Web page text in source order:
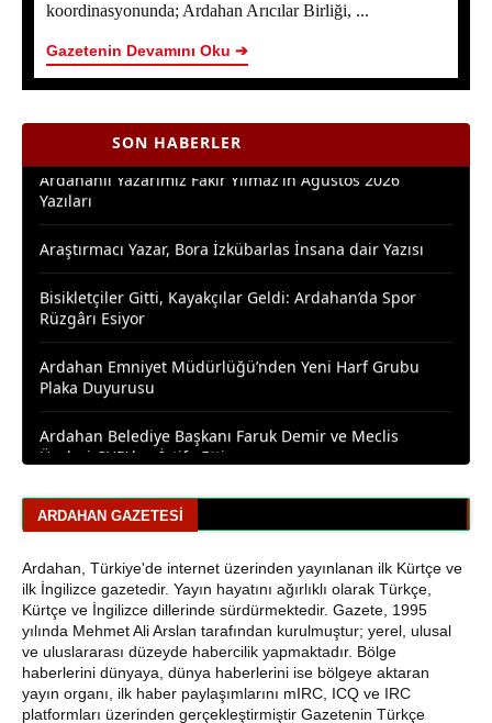
koordinasyonunda; Ardahan Arıcılar Birliği, ...
Gazetenin Devamını Oku ➔
SON HABERLER
Yaşar Geler’in 5 Bölümlük Dev Yazı Dizisi Başladı! |
Bölüm 1: Ardahan Akademi Dünyası
Posof’ta 2. Kültür ve Sanat Festivali Coşkusu
Ardahanlı Yazarımız Fakir Yılmaz'ın Ağustos 2026
Yazıları
Araştırmacı Yazar, Bora İzkübarlas İnsana dair Yazısı
Bisikletçiler Gitti, Kayakçılar Geldi: Ardahan’da Spor
Rüzgârı Esiyor
Ardahan Emniyet Müdürlüğü’nden Yeni Harf Grubu
Plaka Duyurusu
Ardahan Belediye Başkanı Faruk Demir ve Meclis
Üyeleri CHP’den İstifa Etti
Yaşar Geler'den Bölge Analizi: Ardahan ve Kars'ta Son
Bir Parti İşte Böyle Bitirilir
CHP Çıldır İl Genel Meclis Üyesi Gökhan Sözbir
Tutuklandı
Ardahan'da Traktör Devrildi: Sürücü Yaralandı
Uluslararası Badminton Turnuvasında Erzincanlı
ARDAHAN GAZETESI
Ardahan, Türkiye'de internet üzerinden yayınlanan ilk Kürtçe ve
ilk İngilizce gazetedir. Yayın hayatını ağırlıklı olarak Türkçe,
Kürtçe ve İngilizce dillerinde sürdürmektedir. Gazete, 1995
yılında Mehmet Ali Arslan tarafından kurulmuştur; yerel, ulusal
ve uluslararası düzeyde habercilik yapmaktadır. Bölge
haberlerini dünyaya, dünya haberlerini ise bölgeye aktaran
yayın organı, ilk haber paylaşımlarını mIRC, ICQ ve IRC
platformları üzerinden gerçekleştirmiştir Gazetenin Türkçe